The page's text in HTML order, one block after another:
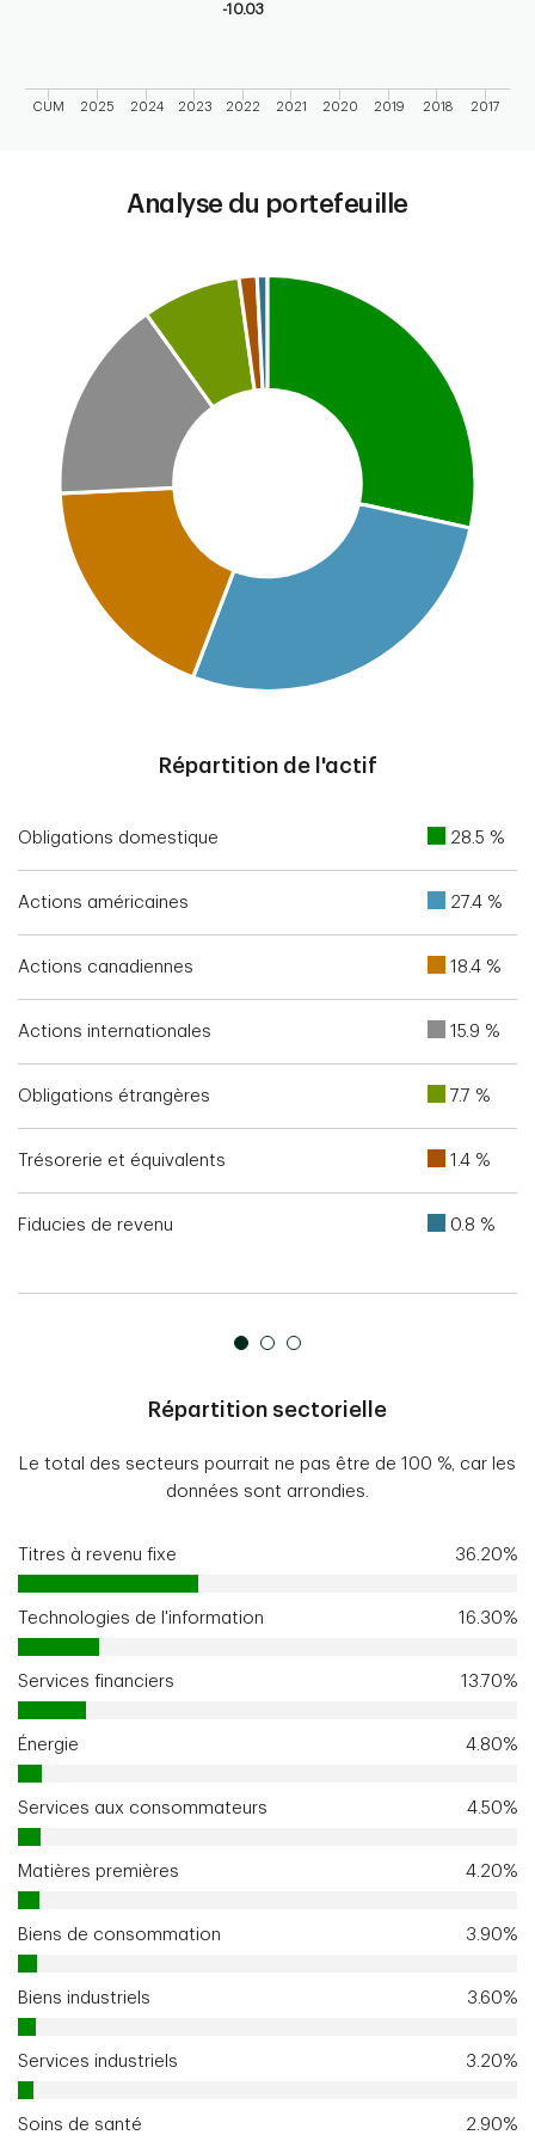
-10.03
CUM 2025 2024 2023 2022 2021 2020 2019 2018 2017
Analyse du portefeuille
Pie chart with 7 slices.
This is a portfolio analysis pie chart
Répartition de l'actif
Obligations domestique 28.5 %
Actions américaines 27.4 %
Actions canadiennes 18.4 %
Actions internationales 15.9 %
Obligations étrangères 7.7 %
Trésorerie et équivalents 1.4 %
Fiducies de revenu 0.8 %
Répartition sectorielle
Le total des secteurs pourrait ne pas être de 100 %, car les
données sont arrondies.
Titres à revenu fixe 36.20%
Technologies de l'information 16.30%
Services financiers 13.70%
Énergie 4.80%
Services aux consommateurs 4.50%
Matières premières 4.20%
Biens de consommation 3.90%
Biens industriels 3.60%
Services industriels 3.20%
Soins de santé 2.90%